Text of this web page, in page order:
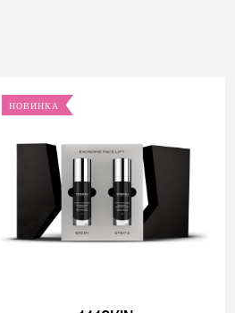
НОВИНКА